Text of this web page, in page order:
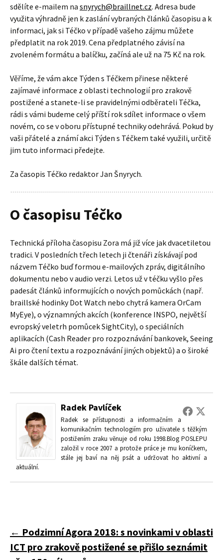
sdělíte e-mailem na snyrych@braillnet.cz. Adresa bude
využita výhradně jen k zaslání vybraných článků časopisu a k
informaci, jak si Téčko v případě vašeho zájmu můžete
předplatit na rok 2019. Cena předplatného závisí na
zvoleném formátu a balíčku, začíná ale už na 75 Kč na rok.
Věříme, že vám akce Týden s Téčkem přinese některé
zajímavé informace z oblasti technologií pro zrakově
postižené a stanete-li se pravidelnými odběrateli Téčka,
rádi s vámi budeme celý příští rok sdílet informace o všem
novém, co se v oboru přístupné techniky odehrává. Pokud by
vaši přátelé a známí akci Týden s Téčkem také využili, určitě
jim tuto informaci předejte.
Za časopis Téčko redaktor Jan Šnyrych.
O časopisu Téčko
Technická příloha časopisu Zora má již více jak dvacetiletou
tradici. V posledních třech letech ji čtenáři získávají pod
názvem Téčko buď formou e-mailových zpráv, digitálního
dokumentu nebo v audio verzi. Letos už v téčku vyšlo přes
padesát článků informujících o nových pomůckách (např.
braillské hodinky Dot Watch nebo chytrá kamera OrCam
MyEye), o významných akcích (konference INSPO, největší
evropský veletrh pomůcek SightCity), o speciálních
aplikacích (Cash Reader pro rozpoznávání bankovek, Seeing
Ai pro čtení textu a rozpoznávání jiných objektů) a o široké
škále dalších témat.
Radek Pavlíček
Radek se přístupnosti a informačním a
komunikačním technologiím pro uživatele s těžkým
postižením zraku věnuje od roku 1998.Blog POSLEPU
založil v roce 2007 a protože práce je mu koníčkem,
stále jej baví na něj psát a udržovat ho aktivní a
aktuální.
Navigace
← Podzimní Agora 2018: s novinkami v oblasti
ICT pro zrakově postižené se přišlo seznámit